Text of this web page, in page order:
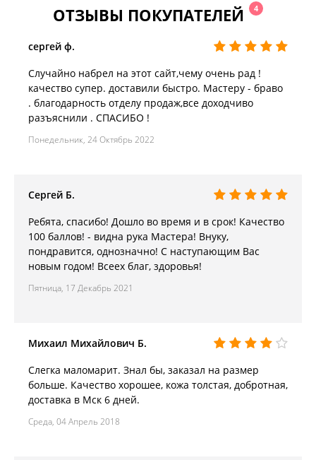
ОТЗЫВЫ ПОКУПАТЕЛЕЙ 4
сергей ф.
Случайно набрел на этот сайт,чему очень рад !
качество супер. доставили быстро. Мастеру - браво
. благодарность отделу продаж,все доходчиво
разъяснили . СПАСИБО !
Понедельник, 24 Октябрь 2022
Сергей Б.
Ребята, спасибо! Дошло во время и в срок! Качество
100 баллов! - видна рука Мастера! Внуку,
пондравится, однозначно! С наступающим Вас
новым годом! Всеех благ, здоровья!
Пятница, 17 Декабрь 2021
Михаил Михайлович Б.
Слегка маломарит. Знал бы, заказал на размер
больше. Качество хорошее, кожа толстая, добротная,
доставка в Мск 6 дней.
Среда, 04 Апрель 2018